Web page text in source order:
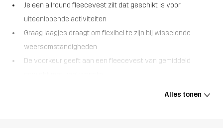
Je een allround fleecevest zilt dat geschikt is voor
uiteenlopende activiteiten
Graag laagjes draagt om flexibel te zijn bij wisselende
weersomstandigheden
De voorkeur geeft aan een fleecevest van gemiddeld
De Canyon Full-zip Pile Fleece Vest is een warm en knusAlles tonen